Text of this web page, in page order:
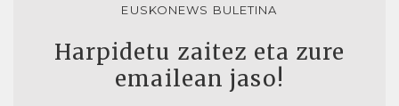
EUSKONEWS BULETINA
Harpidetu zaitez eta zure
emailean jaso!